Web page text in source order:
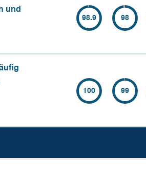
und
98.9 98
100 99